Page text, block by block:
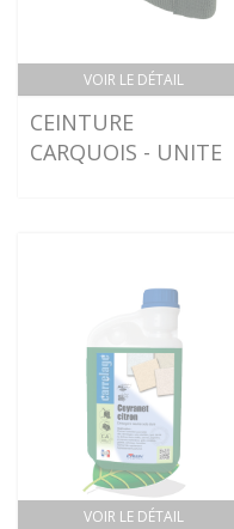
VOIR LE DÉTAIL
CEINTURE
CARQUOIS - UNITE
VOIR LE DÉTAIL